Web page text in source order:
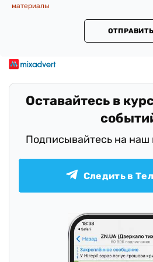
материалы
ОТПРАВИТЬ
Оставайтесь в
Подписывайтесь на наш
Следить в